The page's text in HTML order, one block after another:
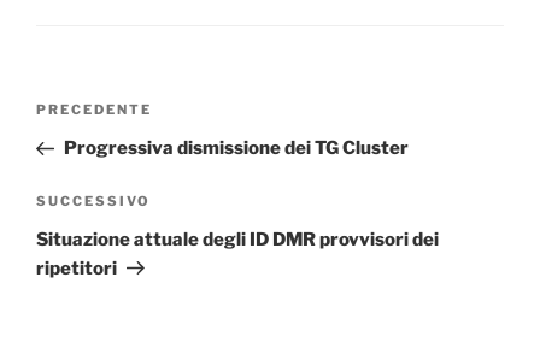
Navigazione
Articolo
precedente:
PRECEDENTE
Progressiva dismissione dei TG Cluster
Articolo
successivo
SUCCESSIVO
Situazione attuale degli ID DMR provvisori dei
ripetitori